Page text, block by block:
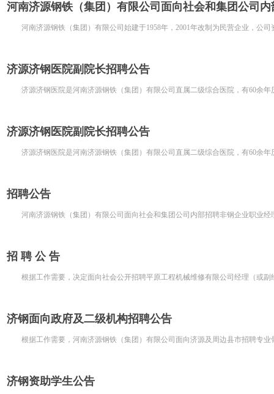
河南济源钢铁（集团）有限公司面向社会和集团公司内
河南济源钢铁（集团）有限公司始建于1958年，2001年改制为民营企业，公
济源济钢医院副院长招聘公告
济源济钢医院是河南济源钢铁（集团）有限公司直属二级综合医院，有60余
济源济钢医院副院长招聘公告
济源济钢医院是河南济源钢铁（集团）有限公司直属二级综合医院，有60余
招聘公告
河南济源钢铁（集团）有限公司面向社会和集团公司内部招聘非钢企业职业
招 聘 公 告
根据工作需要，决定面向社会公开招聘平原工程机械维修有限公司经理（或
济钢面向政府及二级机构招聘公告
根据工作需要，河南济源钢铁（集团）有限公司面向济源及周边县市招聘专
济钢资助学生公告